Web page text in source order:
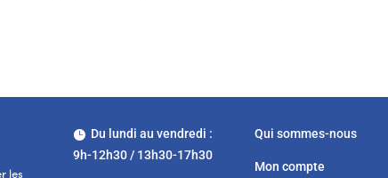
les
Du lundi au vendredi :
9h-12h30 / 13h30-17h30
Qui sommes-nous
Mon compte